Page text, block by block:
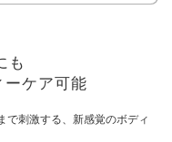
も
ーケア可能
で刺激する、新感覚のボディ